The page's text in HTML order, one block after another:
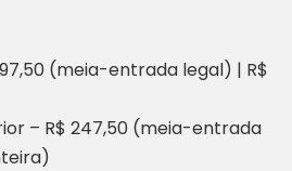
(meia-entrada legal) | R$
– R$ 247,50 (meia-entrada